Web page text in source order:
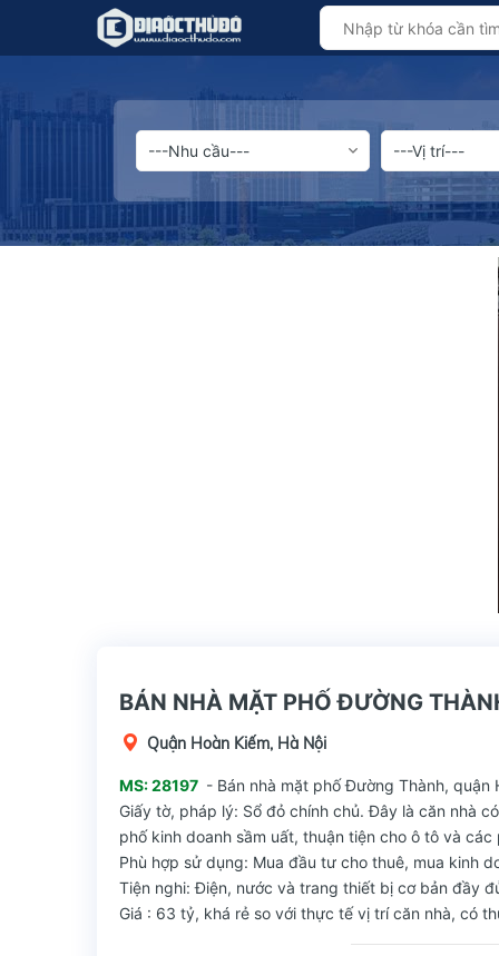
BÁN NHÀ MẶT PHỐ ĐƯỜNG
Quận Hoàn Kiếm, Hà Nội
MS: 28197 - Bán nhà mặt phố Đường Thành, quận
Giấy tờ, pháp lý: Sổ đỏ chính chủ. Đây là căn nhà
phố kinh doanh sầm uất, thuận tiện cho ô tô và
Phù hợp sử dụng: Mua đầu tư cho thuê, mua kinh
Tiện nghi: Điện, nước và trang thiết bị cơ bản đầy
Giá : 63 tỷ, khá rẻ so với thực tế vị trí căn nhà, có